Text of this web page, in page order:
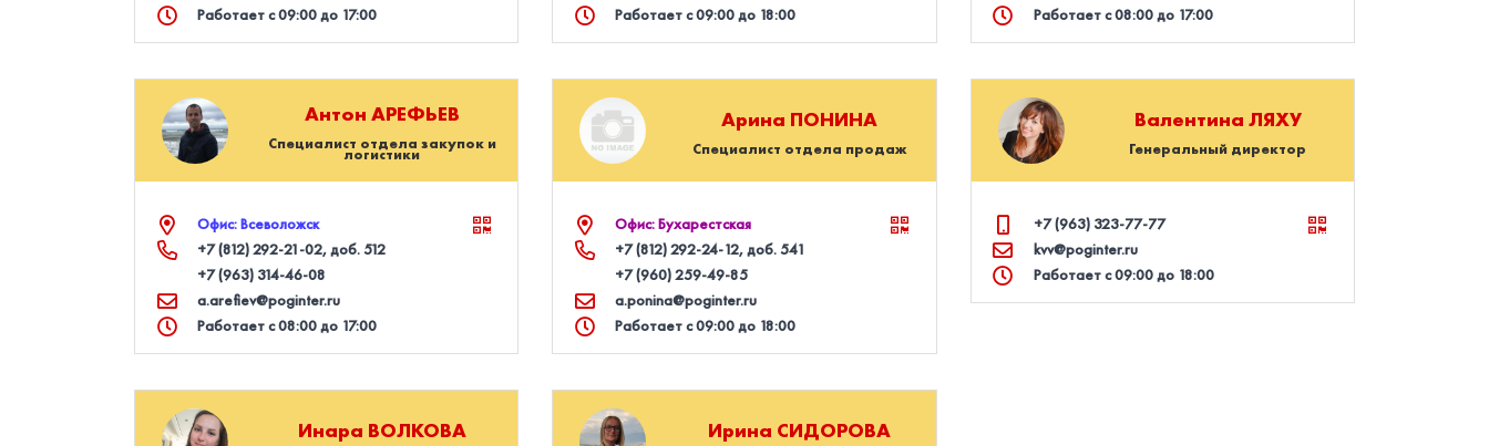
Работает с 09:00 до 17:00
Работает с 09:00 до 18:00
Работает с 08:00 до 17:00
Антон АРЕФЬЕВ
Специалист отдела закупок и
логистики
Офис: Всеволожск
+7 (812) 292‑21‑02, доб. 512
+7 (963) 314‑46‑08
a.arefiev@poginter.ru
Работает с 08:00 до 17:00
Арина ПОНИНА
Специалист отдела продаж
Офис: Бухарестская
+7 (812) 292‑24‑12, доб. 541
+7 (960) 259‑49‑85
a.ponina@poginter.ru
Работает с 09:00 до 18:00
Валентина ЛЯХУ
Генеральный директор
+7 (963) 323‑77‑77
kvv@poginter.ru
Работает с 09:00 до 18:00
Инара ВОЛКОВА Ирина СИДОРОВА